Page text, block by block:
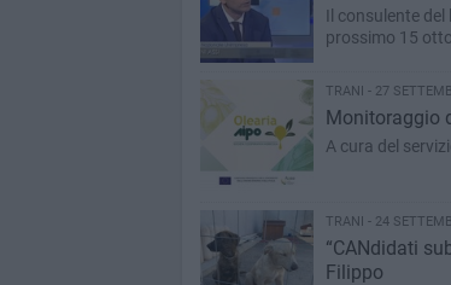
Il consulente
prossimo 15
TRANI - 27
Monitoraggio
A cura del
TRANI - 24
“CANdidati
Filippo